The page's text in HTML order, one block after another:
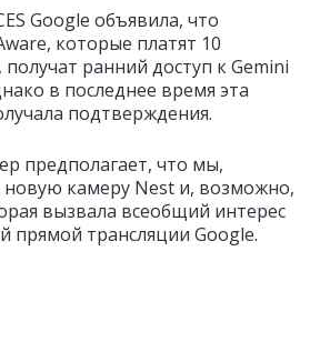
Google объявила, что
которые платят 10
ранний доступ к Gemini
в последнее время эта
подтверждения.
предполагает, что мы,
камеру Nest и, возможно,
вызвала всеобщий интерес
прямой трансляции Google.